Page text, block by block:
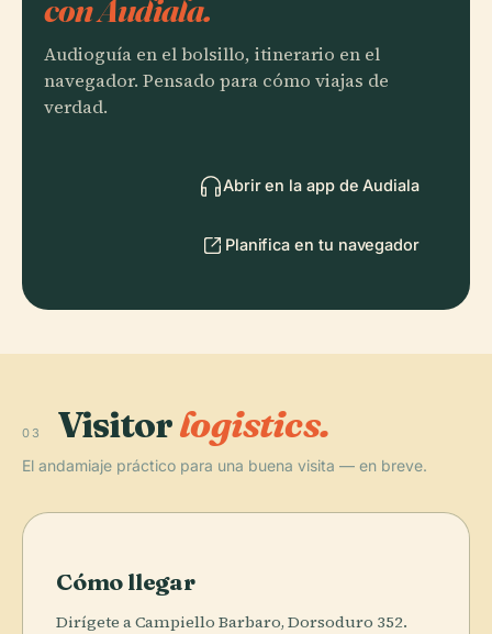
con Audiala.
Audioguía en el bolsillo, itinerario en el
navegador. Pensado para cómo viajas de
verdad.
Abrir en la app de Audiala
Planifica en tu navegador
03 Visitorlogistics.
El andamiaje práctico para una buena visita — en breve.
Cómo llegar
Dirígete a Campiello Barbaro, Dorsoduro 352.